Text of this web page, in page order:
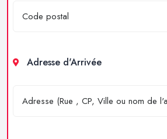
Adresse d'Arrivée